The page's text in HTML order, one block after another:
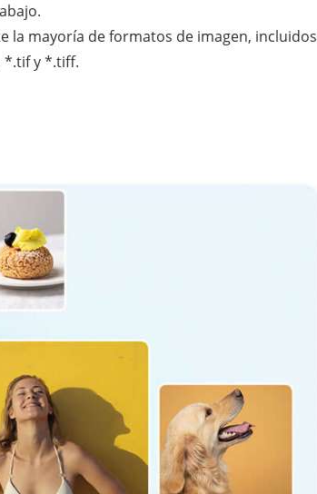
la mayoría de formatos de imagen, incluidos
*.tif y *.tiff.